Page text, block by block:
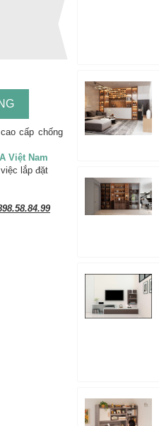
cấp chống
Việt Nam
lắp đặt